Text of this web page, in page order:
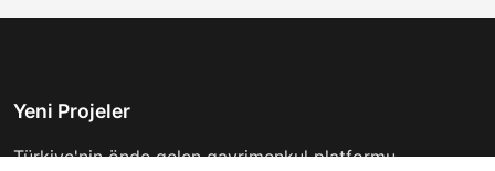
Yeni Projeler
Türkiye'nin önde gelen gayrimenkul platformu.